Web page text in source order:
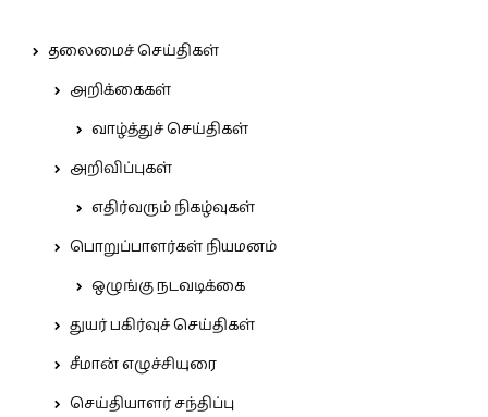
தலைமைச் செய்திகள்
அறிக்கைகள்
வாழ்த்துச் செய்திகள்
அறிவிப்புகள்
எதிர்வரும் நிகழ்வுகள்
பொறுப்பாளர்கள் நியமனம்
ஒழுங்கு நடவடிக்கை
துயர் பகிர்வுச் செய்திகள்
சீமான் எழுச்சியுரை
செய்தியாளர் சந்திப்பு